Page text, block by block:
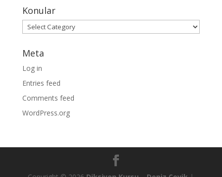
Konular
Konular
Meta
Log in
Entries feed
Comments feed
WordPress.org